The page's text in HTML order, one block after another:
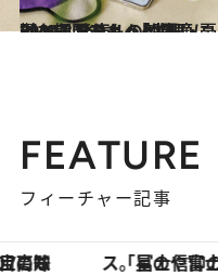
2024.3.9
【ベストフェムケア2024】発表！ 「生理・PMS・おりもの部門」 憂鬱な期間をもっと快適に
ビューティ＆ヘルス
FEATURE
フィーチャー記事